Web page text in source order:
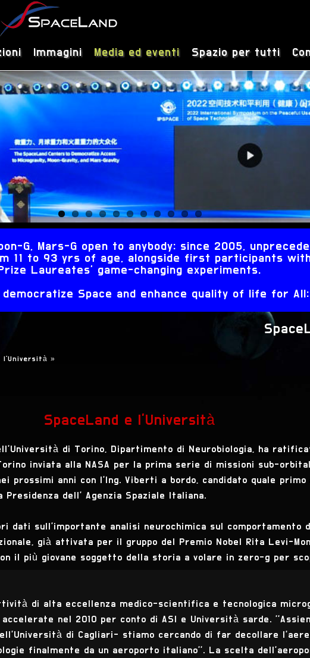
Immagini Media ed eventi Spazio per tutti
G, Mars-G open to anybody: since 2005,
11 to 93 yrs of age, alongside first participants
Prize Laureates' game-changing experiments.
democratize Space and enhance quality of life for
l'Università »
SpaceLand e l'Università
di Torino, Dipartimento di Neurobiologia, ha
inviata alla NASA per la prima serie di missioni sub-
prossimi anni con l'Ing. Viberti a bordo, candidato quale
dell' Agenzia Spaziale Italiana.
dati sull'importante analisi neurochimica sul comportamento
già attivata per il gruppo del Premio Nobel Rita Levi-
il più giovane soggetto della storia a volare in zero-g per
di alta eccellenza medico-scientifica e tecnologica
nel 2010 per conto di ASI e Università sarde.
di Cagliari- stiamo cercando di far decollare
finalmente da un aeroporto italiano''. La scelta